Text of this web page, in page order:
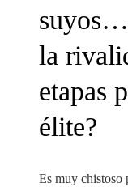
la
etapas
élite?
Es muy chistoso